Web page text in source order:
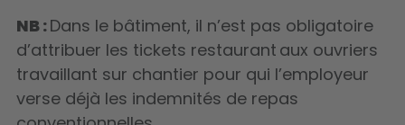
NB :Dans le bâtiment, il n’est pas obligatoire
d’attribuer les tickets restaurant aux ouvriers
travaillant sur chantier pour qui l’employeur
verse déjà les indemnités de repas